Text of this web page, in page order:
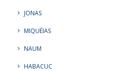
JONAS
MIQUÉIAS
NAUM
HABACUC